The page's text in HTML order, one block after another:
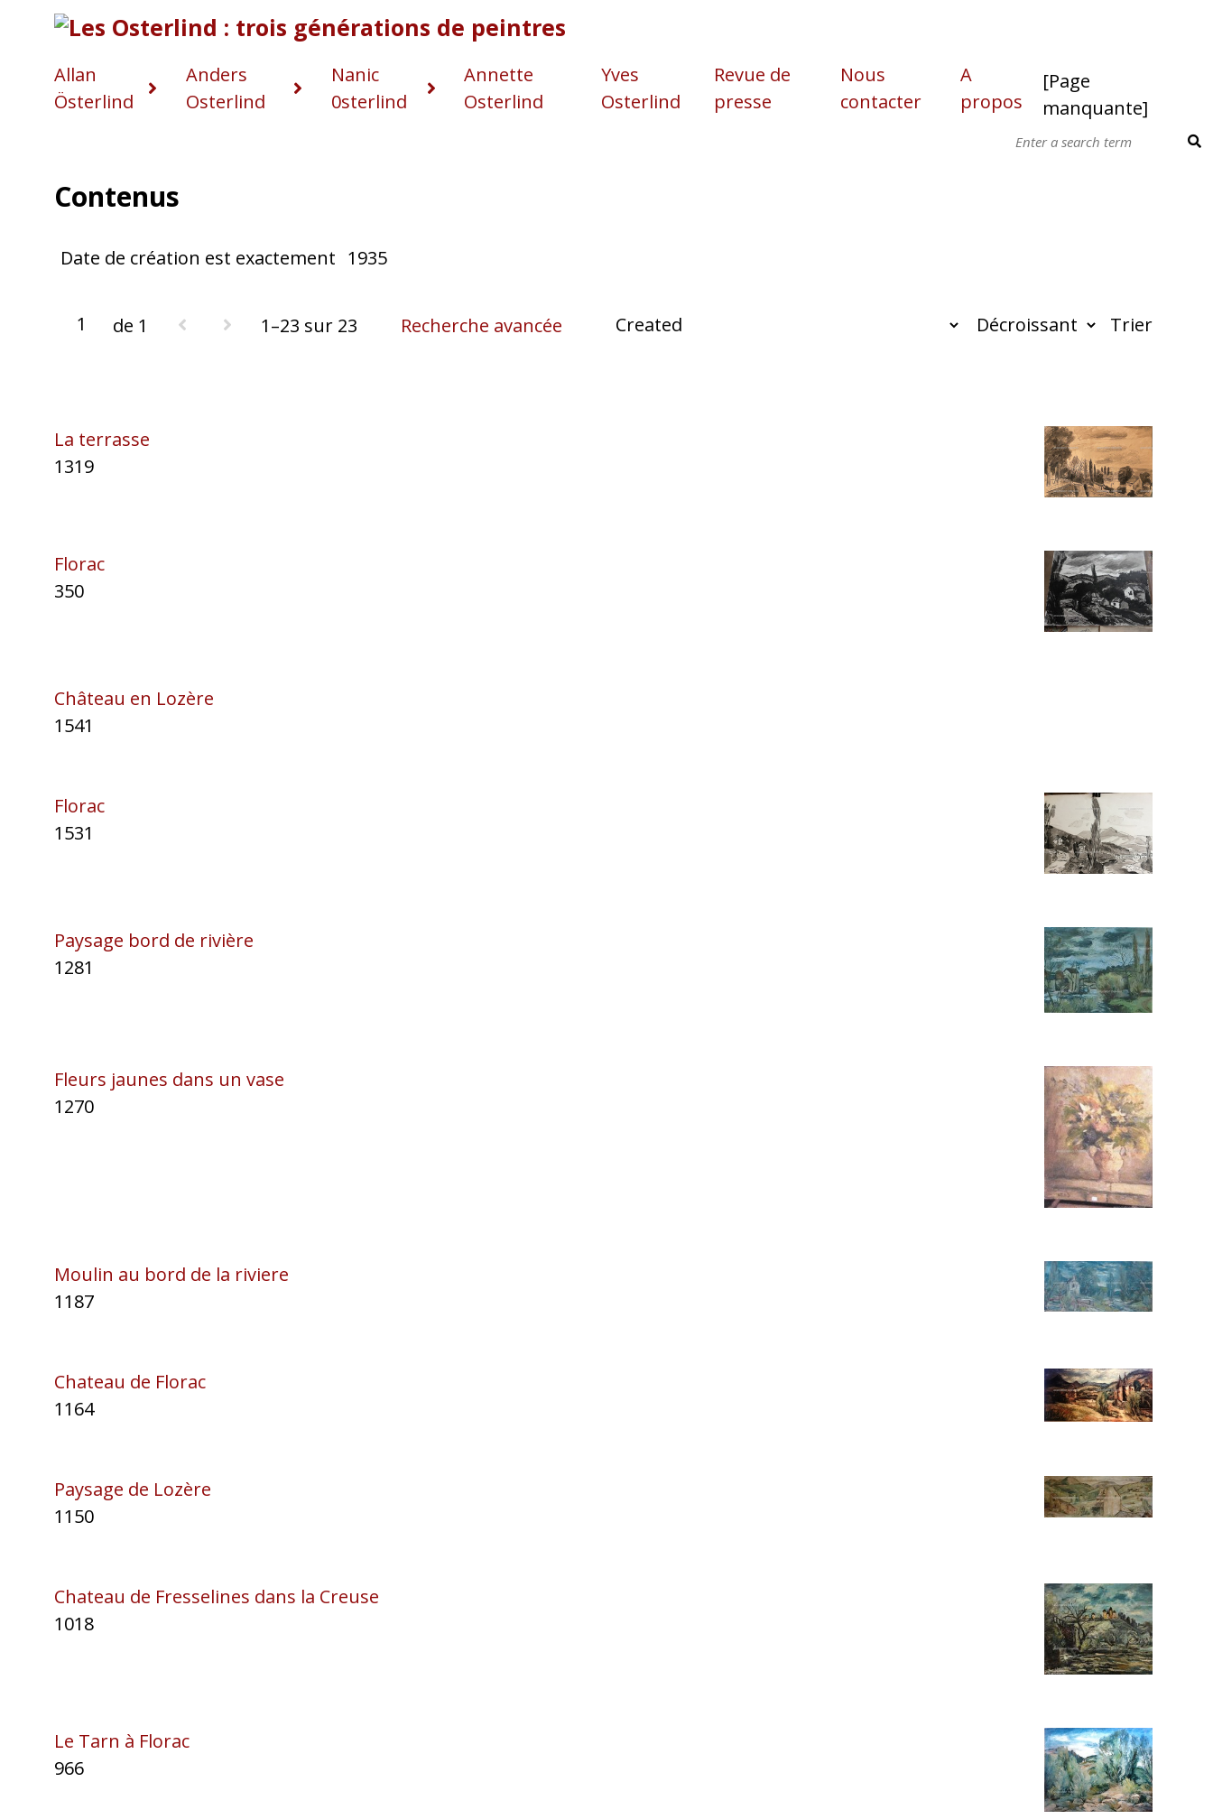
Allan
Österlind
Anders
Osterlind
Nanic
0sterlind
Annette
Osterlind
Yves
Osterlind
Revue de
presse
Nous
contacter
A
propos
[Page
manquante]
Contenus
Date de création est exactement 1935
de 1 1–23 sur 23 Recherche avancée Trier
La terrasse
1319
Florac
350
Château en Lozère
1541
Florac
1531
Paysage bord de rivière
1281
Fleurs jaunes dans un vase
1270
Moulin au bord de la riviere
1187
Chateau de Florac
1164
Paysage de Lozère
1150
Chateau de Fresselines dans la Creuse
1018
Le Tarn à Florac
966